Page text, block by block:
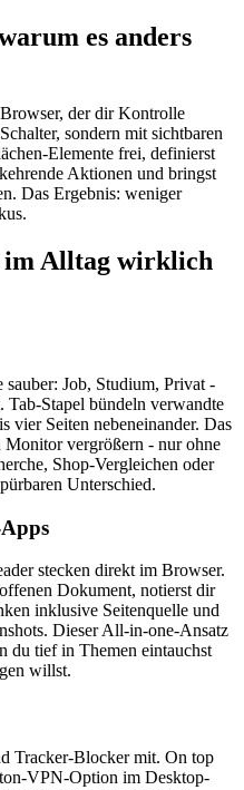
es anders
der dir Kontrolle
sondern mit sichtbaren
Elemente frei, definierst
Aktionen und bringst
Das Ergebnis: weniger
im Alltag wirklich
Job, Studium, Privat -
Stapel bündeln verwandte
vier Seiten nebeneinander. Das
Monitor vergrößern - nur ohne
Shop-Vergleichen oder
Unterschied.
stecken direkt im Browser.
Dokument, notierst dir
inklusive Seitenquelle und
Dieser All-in-one-Ansatz
du tief in Themen eintauchst
willst.
Tracker-Blocker mit. On top
VPN-Option im Desktop-